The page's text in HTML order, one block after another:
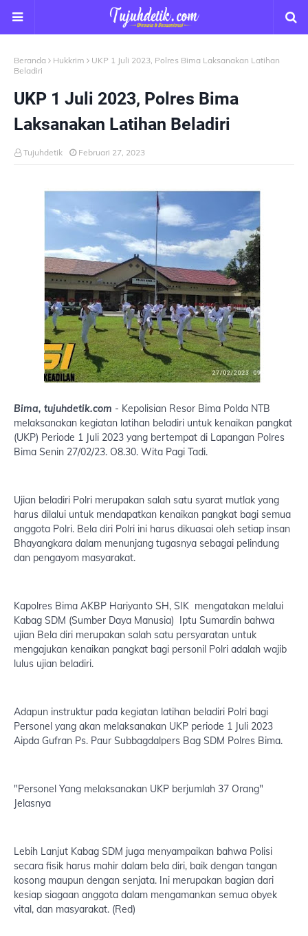
Beranda Hukkrim
UKP 1 Juli 2023, Polres Bima Laksanakan Latihan
Beladiri
UKP 1 Juli 2023, Polres Bima
Laksanakan Latihan Beladiri
Tujuhdetik Februari 27, 2023
Bima, tujuhdetik.com - Kepolisian Resor Bima Polda NTB
melaksanakan kegiatan latihan beladiri untuk kenaikan pangkat
(UKP) Periode 1 Juli 2023 yang bertempat di Lapangan Polres
Bima Senin 27/02/23. O8.30. Wita Pagi Tadi.
Ujian beladiri Polri merupakan salah satu syarat mutlak yang
harus dilalui untuk mendapatkan kenaikan pangkat bagi semua
anggota Polri. Bela diri Polri ini harus dikuasai oleh setiap insan
Bhayangkara dalam menunjang tugasnya sebagai pelindung
dan pengayom masyarakat.
Kapolres Bima AKBP Hariyanto SH, SIK mengatakan melalui
Kabag SDM (Sumber Daya Manusia) Iptu Sumardin bahwa
ujian Bela diri merupakan salah satu persyaratan untuk
mengajukan kenaikan pangkat bagi personil Polri adalah wajib
lulus ujian beladiri.
Adapun instruktur pada kegiatan latihan beladiri Polri bagi
Personel yang akan melaksanakan UKP periode 1 Juli 2023
Aipda Gufran Ps. Paur Subbagdalpers Bag SDM Polres Bima.
"Personel Yang melaksanakan UKP berjumlah 37 Orang"
Jelasnya
Lebih Lanjut Kabag SDM juga menyampaikan bahwa Polisi
secara fisik harus mahir dalam bela diri, baik dengan tangan
kosong maupun dengan senjata. Ini merupakan bagian dari
kesiap siagaan anggota dalam mengamankan semua obyek
vital, dan masyarakat. (Red)